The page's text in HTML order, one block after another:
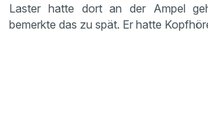
Laster hatte dort an der Ampel
bemerkte das zu spät. Er hatte